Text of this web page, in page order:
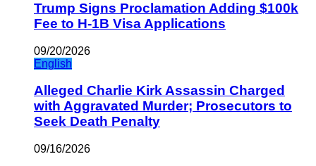
Trump Signs Proclamation Adding $100k
Fee to H-1B Visa Applications
09/20/2026
English
Alleged Charlie Kirk Assassin Charged
with Aggravated Murder; Prosecutors to
Seek Death Penalty
09/16/2026